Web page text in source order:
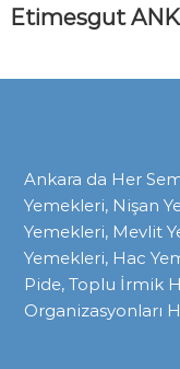
Etimesgut
Ankara da Her
Yemekleri, Nişan
Yemekleri, Mevlit
Yemekleri, Hac
Pide, Toplu İrmik
Organizasyonları